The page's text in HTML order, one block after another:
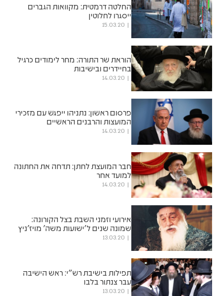
החלטה דרמטית: מקוואות הגברים
ייסגרו לחלוטין
15.03.20
הוראת שר התורה: מחר לימודים כרגיל
בחיידרים ובישיבות
14.03.20
פרסום ראשון: נתניהו ייפגש עם מזכירי
המועצות והרבנים הראשיים
14.03.20
חבר המועצת לחתן: תדחה את החתונה
למועד אחר
14.03.20
אירועי וזמני השבת בצל הקורונה:
שמונה שנים ל'ישועות משה' מויז'ניץ
13.03.20
תפילות בישיבת רש"י: ראש הישיבה
עבר צנתור בלבו
13.03.20